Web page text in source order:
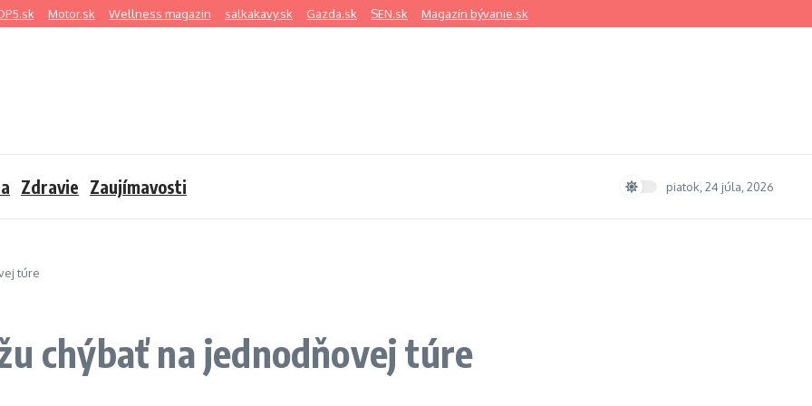
Motor.sk Wellness magazin salkakavy.sk Gazda.sk SEN.sk Magazín bývanie.sk
Zdravie Zaujímavosti piatok, 24 júla, 2026
túre
chýbať na jednodňovej túre